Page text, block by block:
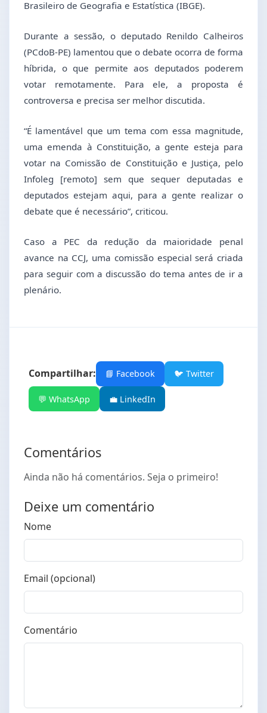
Brasileiro de Geografia e Estatística (IBGE).
Durante a sessão, o deputado Renildo Calheiros
(PCdoB-PE) lamentou que o debate ocorra de forma
híbrida, o que permite aos deputados poderem
votar remotamente. Para ele, a proposta é
controversa e precisa ser melhor discutida.
“É lamentável que um tema com essa magnitude,
uma emenda à Constituição, a gente esteja para
votar na Comissão de Constituição e Justiça, pelo
Infoleg [remoto] sem que sequer deputadas e
deputados estejam aqui, para a gente realizar o
debate que é necessário”, criticou.
Caso a PEC da redução da maioridade penal
avance na CCJ, uma comissão especial será criada
para seguir com a discussão do tema antes de ir a
plenário.
Compartilhar: 📘 Facebook 🐦 Twitter
💬 WhatsApp 💼 LinkedIn
Comentários
Ainda não há comentários. Seja o primeiro!
Deixe um comentário
Nome
Email (opcional)
Comentário